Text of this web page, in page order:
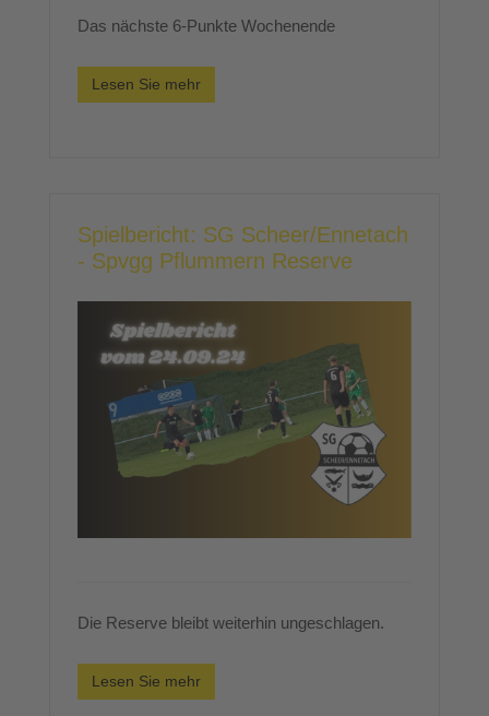
Das nächste 6-Punkte Wochenende
Lesen Sie mehr
Spielbericht: SG Scheer/Ennetach
- Spvgg Pflummern Reserve
Die Reserve bleibt weiterhin ungeschlagen.
Lesen Sie mehr